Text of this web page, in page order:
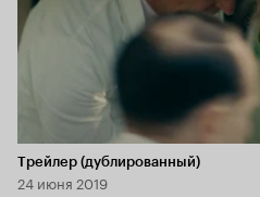
Длительность 2 мин
Трейлер (дублированный)
24 июня 2019